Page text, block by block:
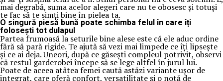
mai degrabă, suma acelor alegeri care nu te obosesc și totuși
te fac să te simți bine în pielea ta.
O singură piesă bună poate schimba felul în care îți
folosești tot dulapul
Partea frumoasă la seturile bine alese este că ele aduc ordine
fără să pară rigide. Te ajută să vezi mai limpede ce îți lipsește
și ce ai deja. Uneori, după ce găsești compleul potrivit, observi
că restul garderobei începe să se lege altfel în jurul lui.
Poate de aceea atâtea femei caută astăzi variante ușor de
integrat, care oferă confort, versatilitate și o notă de